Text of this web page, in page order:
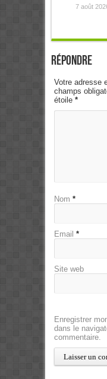
7 août
Répondre
Votre adresse
champs
étoile *
Nom *
Email *
Site web
Enregistrer
dans le
commentaire.